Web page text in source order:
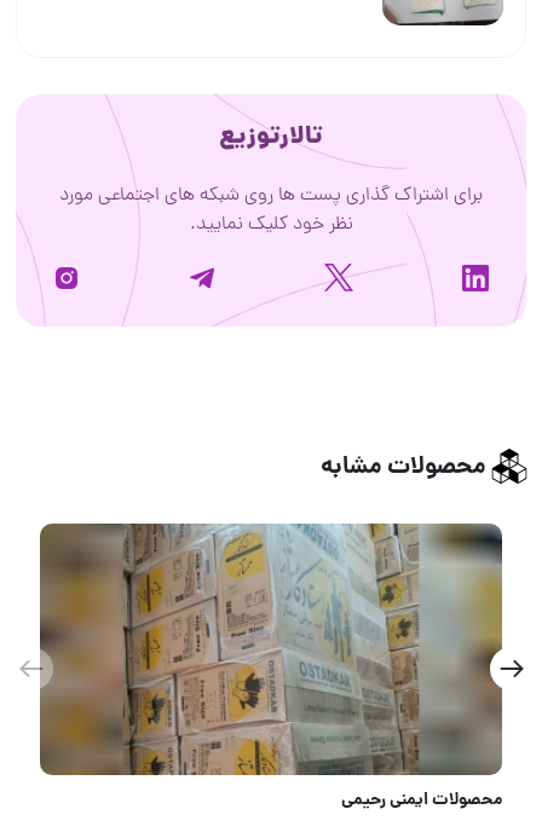
تالارتوزیع
برای اشتراک گذاری پست ها روی شبکه های اجتماعی مورد
نظر خود کلیک نمایید.
محصولات مشابه
جلیقه ۱۲۰گرم